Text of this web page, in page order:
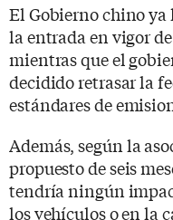
El Gobierno chino ya
la entrada en vigor
mientras que el
decidido retrasar la
estándares de
Además, según la
propuesto de seis
tendría ningún
los vehículos o en la